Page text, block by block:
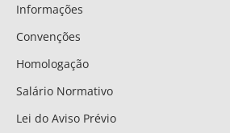
Informações
Convenções
Homologação
Salário Normativo
Lei do Aviso Prévio